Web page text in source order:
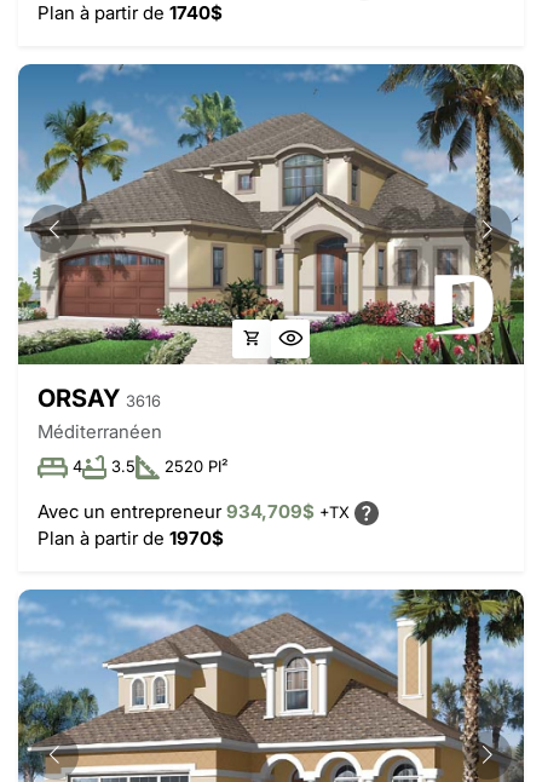
Plan à partir de 1740$
ORSAY 3616
Méditerranéen
4 3.5 2520 PI²
Avec un entrepreneur934,709$ +TX
Plan à partir de 1970$